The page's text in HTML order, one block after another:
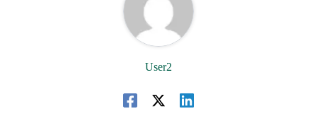
User2